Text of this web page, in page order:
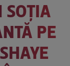
SOȚIA
PE